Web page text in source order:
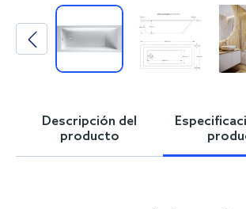
beginning
Descripción del
producto